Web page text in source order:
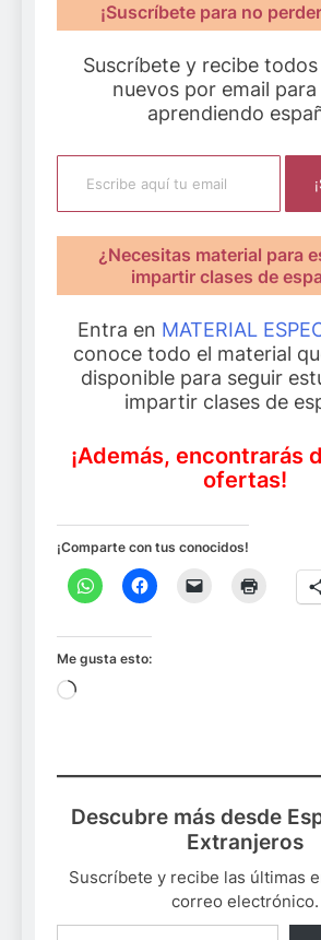
¡Suscríbete para no
Suscríbete y recibe
nuevos por email para
aprendiendo
Escribe aquí tu email
¿Necesitas material para
impartir clases de
Entra en MATERIAL
conoce todo el material
disponible para seguir
impartir clases de
¡Además, encontrarás
ofertas!
¡Comparte con tus conocidos!
Me gusta esto:
Cargando...
Descubre más desde
Extranjeros
Suscríbete y recibe las últimas
correo electrónico.
Escribe tu correo electrónico…